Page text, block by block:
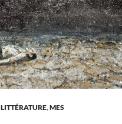
LITTÉRATURE,MES